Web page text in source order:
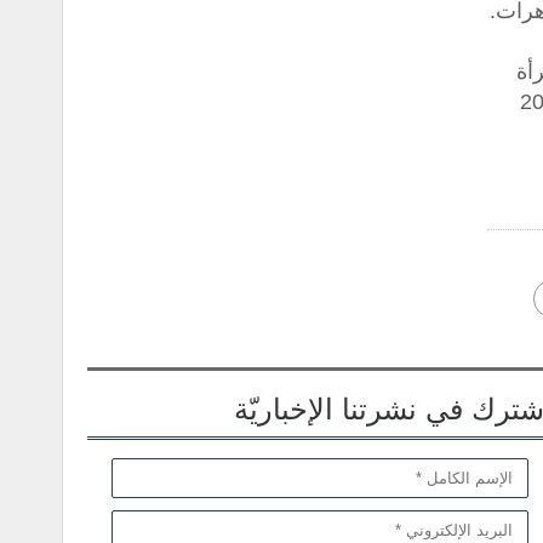
فريداً. مجوهرات 2025
إشترك في نشرتنا الإخباريّة